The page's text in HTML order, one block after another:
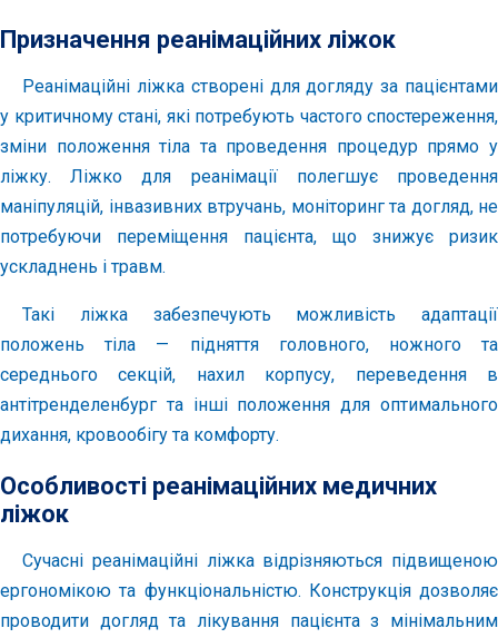
Призначення реанімаційних ліжок
Реанімаційні ліжка створені для догляду за пацієнтами
у критичному стані, які потребують частого спостереження,
зміни положення тіла та проведення процедур прямо у
ліжку. Ліжко для реанімації полегшує проведення
маніпуляцій, інвазивних втручань, моніторинг та догляд, не
потребуючи переміщення пацієнта, що знижує ризик
ускладнень і травм.
Такі ліжка забезпечують можливість адаптації
положень тіла — підняття головного, ножного та
середнього секцій, нахил корпусу, переведення в
антітренделенбург та інші положення для оптимального
дихання, кровообігу та комфорту.
Особливості реанімаційних медичних
ліжок
Сучасні реанімаційні ліжка відрізняються підвищеною
ергономікою та функціональністю. Конструкція дозволяє
проводити догляд та лікування пацієнта з мінімальним